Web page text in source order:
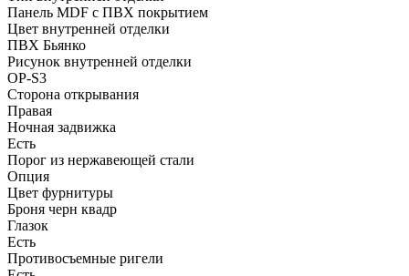
Панель MDF с ПВХ покрытием
Цвет внутренней отделки
ПВХ Бьянко
Рисунок внутренней отделки
OP-S3
Сторона открывания
Правая
Ночная задвижка
Есть
Порог из нержавеющей стали
Опция
Цвет фурнитуры
Броня черн квадр
Глазок
Есть
Противосъемные ригели